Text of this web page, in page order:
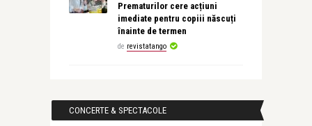
Prematurilor cere acțiuni
imediate pentru copiii născuți
înainte de termen
de revistatango
CONCERTE & SPECTACOLE